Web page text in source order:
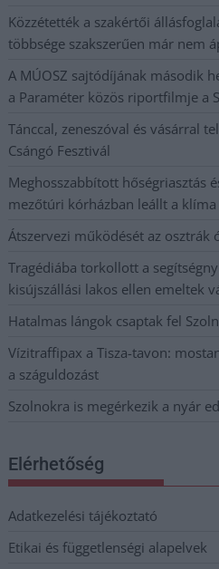
Közzétették a szakértői
többsége szakszerűen már nem
A MÚOSZ sajtódíjának második
a Paraméter közös riportfilmje a
Tánccal, zeneszóval és vásárral
Csángó Fesztivál
Meghosszabbított hőségriasztás
mezőtúri kórházban leállt a klíma
Átszervezi működését az osztrák
Tragédiába torkollott a
kisújszállási lakos ellen emeltek
Hatalmas lángok csaptak fel
Vízitraffipax a Tisza-tavon:
a száguldozást
Szolnokra is megérkezik a nyár
Elérhetőség
Adatkezelési tájékoztató
Etikai és függetlenségi alapelvek